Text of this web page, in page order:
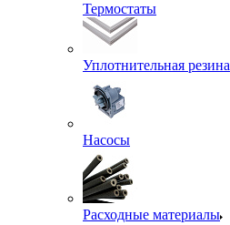
Термостаты
Уплотнительная резина
Насосы
Расходные материалы